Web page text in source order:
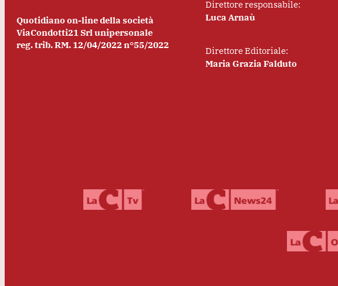
Quotidiano on-line della società
ViaCondotti21 Srl unipersonale
reg. trib. RM. 12/04/2022 n°55/2022
Direttore responsabile:
Luca Arnaù
Direttore Editoriale:
Maria Grazia Falduto